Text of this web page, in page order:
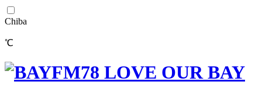
Chiba
℃